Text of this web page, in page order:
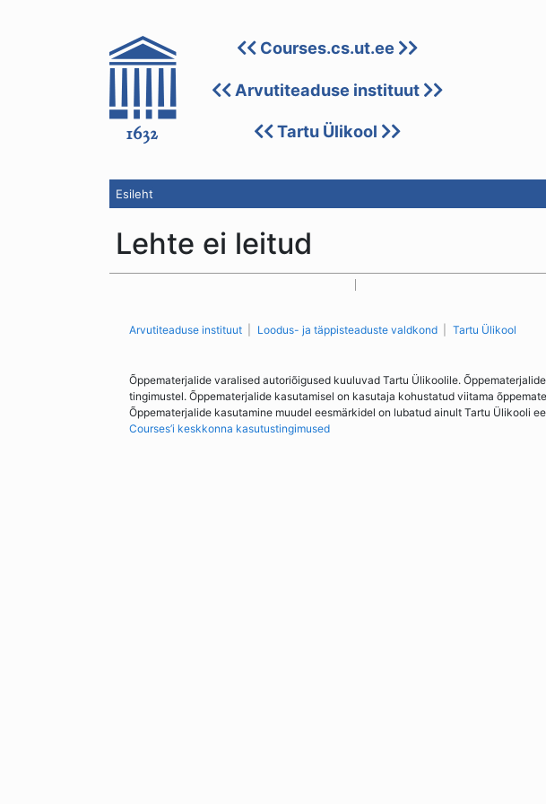
Courses.cs.ut.ee
Arvutiteaduse instituut
Tartu Ülikool
Esileht
Lehte ei leitud
Arvutiteaduse instituut Loodus- ja täppisteaduste valdkond Tartu Ülikool
Õppematerjalide varalised autoriõigused kuuluvad Tartu Ülikoolile.
tingimustel. Õppematerjalide kasutamisel on kasutaja kohustatud viitama
Õppematerjalide kasutamine muudel eesmärkidel on lubatud ainult Tartu Ülikooli
Courses’i keskkonna kasutustingimused